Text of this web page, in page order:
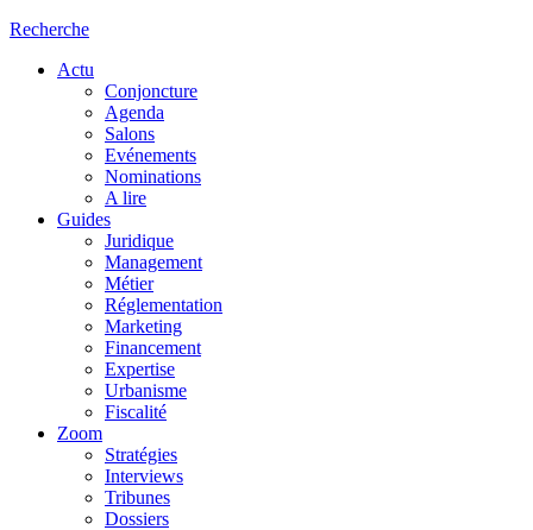
Recherche
Actu
Conjoncture
Agenda
Salons
Evénements
Nominations
A lire
Guides
Juridique
Management
Métier
Réglementation
Marketing
Financement
Expertise
Urbanisme
Fiscalité
Zoom
Stratégies
Interviews
Tribunes
Dossiers